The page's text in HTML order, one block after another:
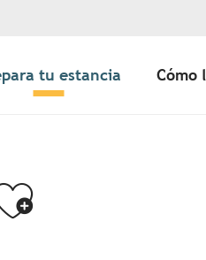
tu estancia Cómo